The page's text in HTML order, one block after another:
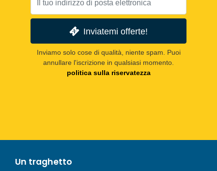
Inviatemi offerte!
Inviamo solo cose di qualità, niente spam. Puoi
annullare l'iscrizione in qualsiasi momento.
politica sulla riservatezza
Un traghetto